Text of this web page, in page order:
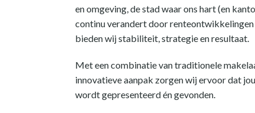
en omgeving, de stad waar ons hart (en
continu verandert door
bieden wij stabiliteit, strategie en resultaat.
Met een combinatie van traditionele
innovatieve aanpak zorgen wij ervoor dat
wordt gepresenteerd én gevonden.